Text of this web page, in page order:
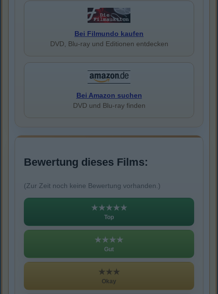
Bei Filmundo kaufen
DVD, Blu-ray und Editionen entdecken
Bei Amazon suchen
DVD und Blu-ray finden
Bewertung dieses Films:
(Zur Zeit noch keine Bewertung vorhanden.)
★★★★★
Top
★★★★
Gut
★★★
Okay